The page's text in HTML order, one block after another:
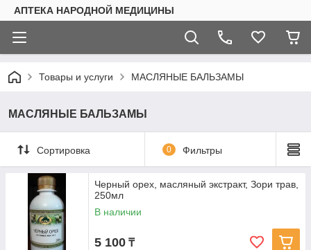
АПТЕКА НАРОДНОЙ МЕДИЦИНЫ
Товары и услуги МАСЛЯНЫЕ БАЛЬЗАМЫ
МАСЛЯНЫЕ БАЛЬЗАМЫ
Сортировка 0 Фильтры
Черный орех, масляный экстракт, Зори трав,
250мл
В наличии
5 100 ₸